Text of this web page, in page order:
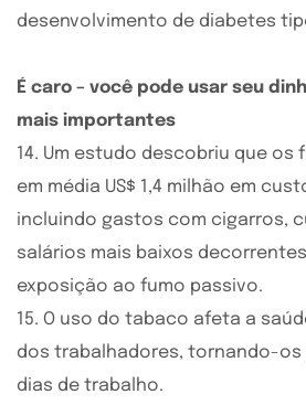
desenvolvimento de diabetes
É caro – você pode usar seu
mais importantes
14. Um estudo descobriu que os
em média US$ 1,4 milhão em
incluindo gastos com cigarros,
salários mais baixos
exposição ao fumo passivo.
15. O uso do tabaco afeta a
dos trabalhadores, tornando-os
dias de trabalho.